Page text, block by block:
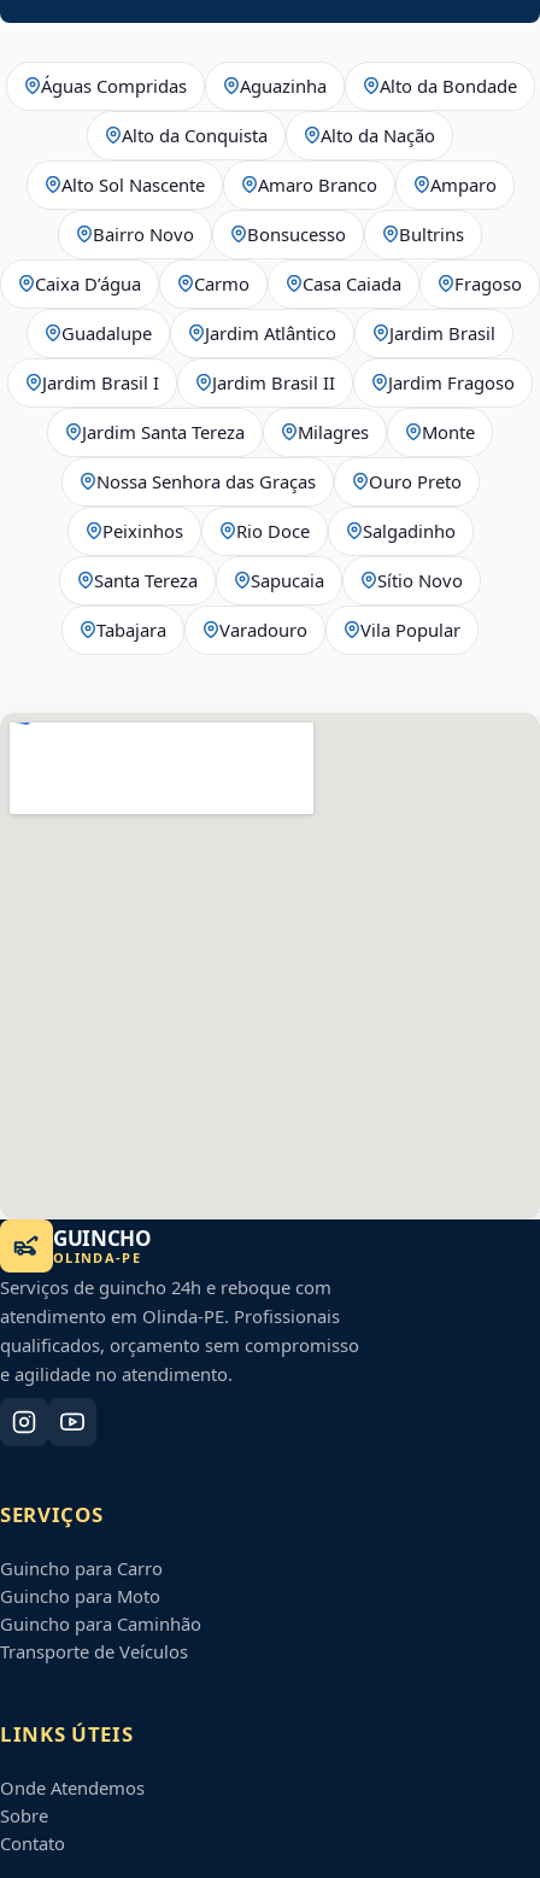
Águas Compridas Aguazinha Alto da Bondade
Alto da Conquista Alto da Nação
Alto Sol Nascente Amaro Branco Amparo
Bairro Novo Bonsucesso Bultrins
Caixa D’água Carmo Casa Caiada Fragoso
Guadalupe Jardim Atlântico Jardim Brasil
Jardim Brasil I Jardim Brasil II Jardim Fragoso
Jardim Santa Tereza Milagres Monte
Nossa Senhora das Graças Ouro Preto
Peixinhos Rio Doce Salgadinho
Santa Tereza Sapucaia Sítio Novo
Tabajara Varadouro Vila Popular
GUINCHO
OLINDA-PE
Serviços de guincho 24h e reboque com
atendimento em Olinda-PE. Profissionais
qualificados, orçamento sem compromisso
e agilidade no atendimento.
SERVIÇOS
Guincho para Carro
Guincho para Moto
Guincho para Caminhão
Transporte de Veículos
LINKS ÚTEIS
Onde Atendemos
Sobre
Contato